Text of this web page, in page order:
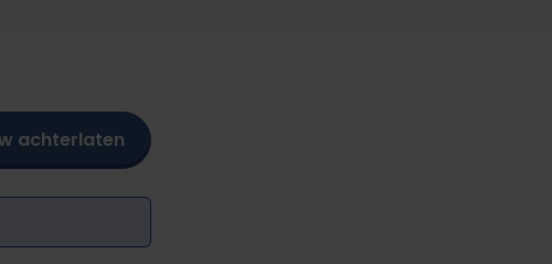
achterlaten